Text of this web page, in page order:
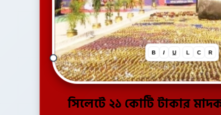
সিলেটে ২১ কোটি টাকার
B I U L C R